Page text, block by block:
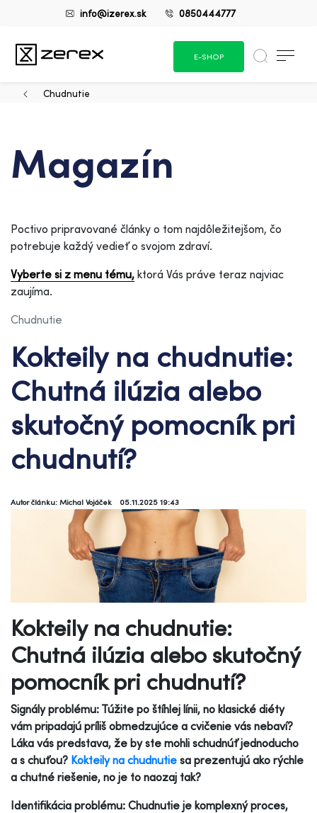
info@izerex.sk 0850444777
E-SHOP
Chudnutie
Magazín
Poctivo pripravované články o tom najdôležitejšom, čo
potrebuje každý vedieť o svojom zdraví.
Vyberte si z menu tému, ktorá Vás práve teraz najviac
zaujíma.
Chudnutie
Kokteily na chudnutie:
Chutná ilúzia alebo
skutočný pomocník pri
chudnutí?
Autor článku: Michal Vojáček 05.11.2025 19:43
Kokteily na chudnutie:
Chutná ilúzia alebo skutočný
pomocník pri chudnutí?
Signály problému: Túžite po štíhlej línii, no klasické diéty
vám pripadajú príliš obmedzujúce a cvičenie vás nebaví?
Láka vás predstava, že by ste mohli schudnúť jednoducho
a s chuťou? Kokteily na chudnutie sa prezentujú ako rýchle
a chutné riešenie, no je to naozaj tak?
Identifikácia problému: Chudnutie je komplexný proces,